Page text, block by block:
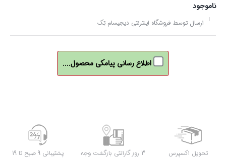
ناموجود
ارسال توسط فروشگاه اینترنتی دیجیسام تِک
اطلاع رسانی پیامکی محصول....
تحویل اکسپرس 3 روز گارانتی بازگشت وجه پشتیبانی 9 صبح تا 19